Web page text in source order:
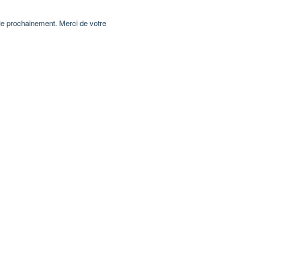
prochainement. Merci de votre